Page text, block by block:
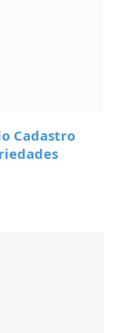
Cadastro